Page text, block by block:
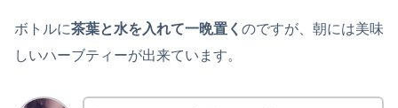
ボトルに茶葉と水を入れて一晩置く のですが、朝には美味
しいハーブティーが出来ています。